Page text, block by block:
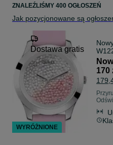
ZNALEŹLIŚMY 400 OGŁOSZEŃ
Jak pozycjonowane są
Dostawa gratis
170
WYRÓŻNIONE